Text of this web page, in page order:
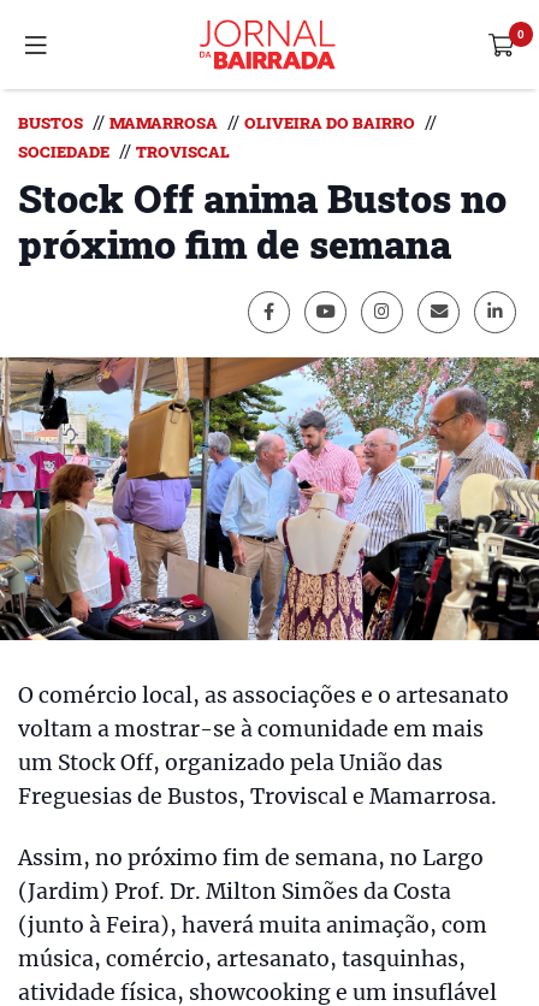
BUSTOS // MAMARROSA // OLIVEIRA DO BAIRRO //
SOCIEDADE // TROVISCAL
Stock Off anima Bustos no
próximo fim de semana
O comércio local, as associações e o artesanato
voltam a mostrar-se à comunidade em mais
um Stock Off, organizado pela União das
Freguesias de Bustos, Troviscal e Mamarrosa.
Assim, no próximo fim de semana, no Largo
(Jardim) Prof. Dr. Milton Simões da Costa
(junto à Feira), haverá muita animação, com
música, comércio, artesanato, tasquinhas,
atividade física, showcooking e um insuflável